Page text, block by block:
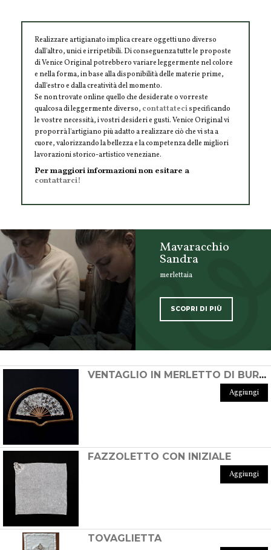
Realizzare artigianato implica creare oggetti uno diverso
dall'altro, unici e irripetibili. Di conseguenza tutte le proposte
di Venice Original potrebbero variare leggermente nel colore
e nella forma, in base alla disponibilità delle materie prime,
dall'estro e dalla creatività del momento.
Se non trovate online quello che desiderate o vorreste
qualcosa di leggermente diverso, contattatecispecificando
le vostre necessità, i vostri desideri e gusti. Venice Original vi
proporrà l'artigiano più adatto a realizzare ciò che vi sta a
cuore, valorizzando la bellezza e la competenza delle migliori
lavorazioni storico-artistico veneziane.
Per maggiori informazioni non esitare a
contattarci!
Mavaracchio
Sandra
merlettaia
SCOPRI DI PIÙ
VENTAGLIO IN MERLETTO DI BURANO
Aggiungi
FAZZOLETTO CON INIZIALE
Aggiungi
TOVAGLIETTA